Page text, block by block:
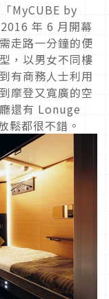
MyCUBE by
年 6 月開幕
走路一分鐘的便
，以男女不同樓
有商務人士利用
摩登又寬廣的空
還有 Lonuge
鬆都很不錯。